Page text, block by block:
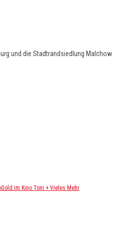
und die Stadtrandsiedlung Malchow
im Kino Toni + Vieles Mehr